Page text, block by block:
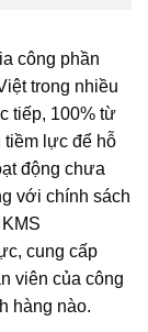
công phần
trong nhiều
tiếp, 100% từ
tiềm lực để hỗ
động chưa
với chính sách
cung cấp
viên của công
hàng nào.